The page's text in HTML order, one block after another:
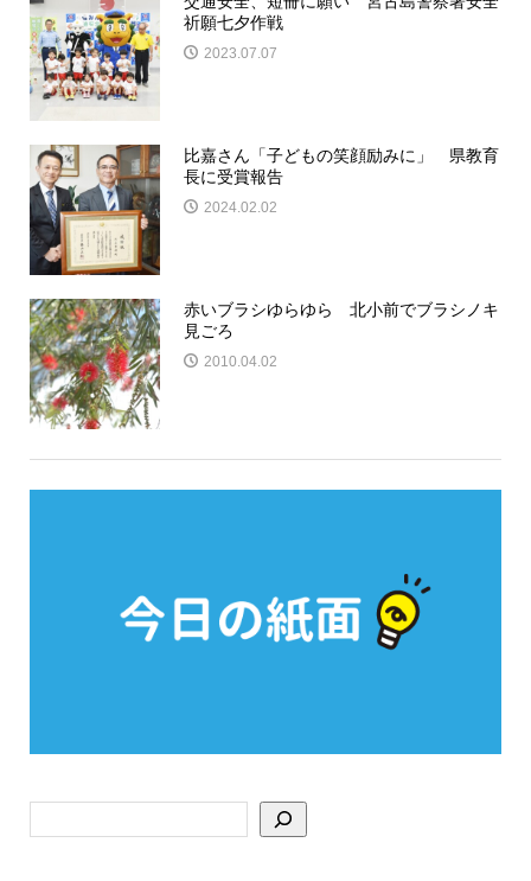
祈願七夕作戦
2023.07.07
比嘉さん「子どもの笑顔励みに」 県教育
長に受賞報告
2024.02.02
赤いブラシゆらゆら 北小前でブラシノキ
見ごろ
2010.04.02